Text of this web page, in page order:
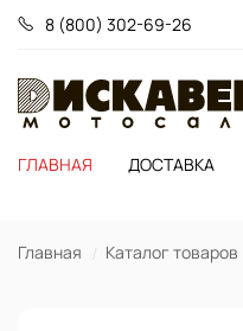
8 (800) 302-69-26
ГЛАВНАЯ
ДОСТАВКА
Главная Каталог товаров